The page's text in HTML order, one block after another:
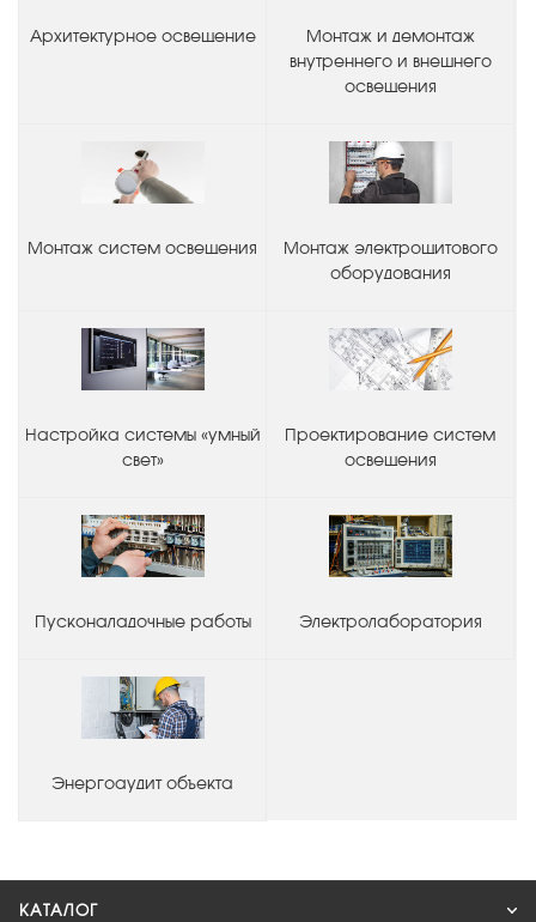
Архитектурное освещение
Монтаж и демонтаж
внутреннего и внешнего
освещения
Монтаж систем освещения
Монтаж электрощитового
оборудования
Настройка системы «умный
свет»
Проектирование систем
освещения
Пусконаладочные работы Электролаборатория
Энергоаудит объекта
КАТАЛОГ